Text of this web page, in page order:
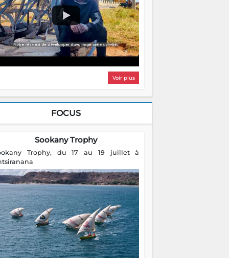
Voir plus
FOCUS
Sookany Trophy
Trophy, du 17 au 19 juillet à